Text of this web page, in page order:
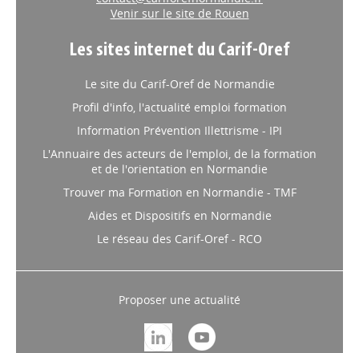
Venir sur le site de Rouen
Les sites internet du Carif-Oref
Le site du Carif-Oref de Normandie
Profil d'info, l'actualité emploi formation
Information Prévention Illettrisme - IPI
L'Annuaire des acteurs de l'emploi, de la formation
et de l'orientation en Normandie
Trouver ma Formation en Normandie - TMF
Aides et Dispositifs en Normandie
Le réseau des Carif-Oref - RCO
Proposer une actualité